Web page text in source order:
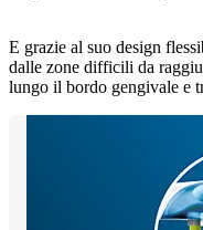
E grazie al suo design
dalle zone difficili da
lungo il bordo gengivale e